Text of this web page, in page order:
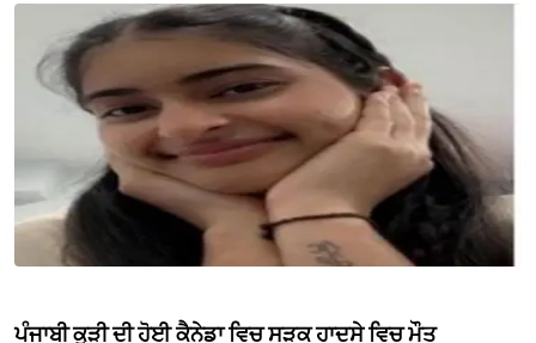
ਪੰਜਾਬੀ ਕੁੜੀ ਦੀ ਹੋਈ ਕੈਨੇਡਾ ਵਿਚ ਸੜਕ ਹਾਦਸੇ ਵਿਚ ਮੌਤ